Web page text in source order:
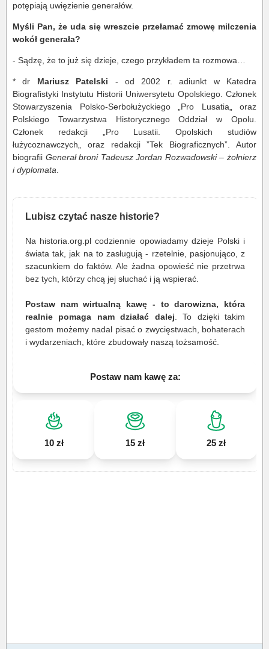
potępiają uwięzienie generałów.
Myśli Pan, że uda się wreszcie przełamać zmowę milczenia
wokół generała?
- Sądzę, że to już się dzieje, czego przykładem ta rozmowa…
* dr Mariusz Patelski - od 2002 r. adiunkt w Katedra
Biografistyki Instytutu Historii Uniwersytetu Opolskiego. Członek
Stowarzyszenia Polsko-Serbołużyckiego „Pro Lusatia„ oraz
Polskiego Towarzystwa Historycznego Oddział w Opolu.
Członek redakcji „Pro Lusatii. Opolskich studiów
łużycoznawczych„ oraz redakcji ”Tek Biograficznych”. Autor
biografii Generał broni Tadeusz Jordan Rozwadowski – żołnierz
i dyplomata
Lubisz czytać nasze historie?
Na historia.org.pl codziennie opowiadamy dzieje Polski i
świata tak, jak na to zasługują - rzetelnie, pasjonująco, z
szacunkiem do faktów. Ale żadna opowieść nie przetrwa
bez tych, którzy chcą jej słuchać i ją wspierać.
Postaw nam wirtualną kawę - to darowizna, która
realnie pomaga nam działać dalej . To dzięki takim
gestom możemy nadal pisać o zwycięstwach, bohaterach
i wydarzeniach, które zbudowały naszą tożsamość.
Postaw nam kawę za:
10 zł 15 zł 25 zł